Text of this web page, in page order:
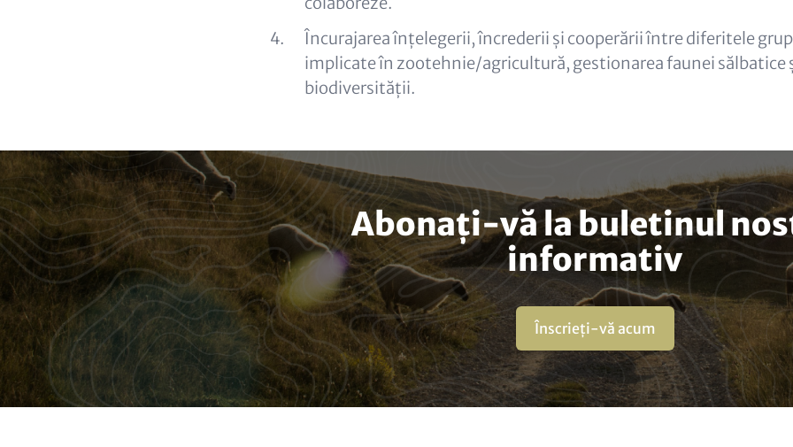
Încurajarea înțelegerii, încrederii și cooperării între diferitele
implicate în zootehnie/agricultură, gestionarea faunei sălbatice
biodiversității.
Abonați-vă la buletinul
informativ
Înscrieți-vă acum